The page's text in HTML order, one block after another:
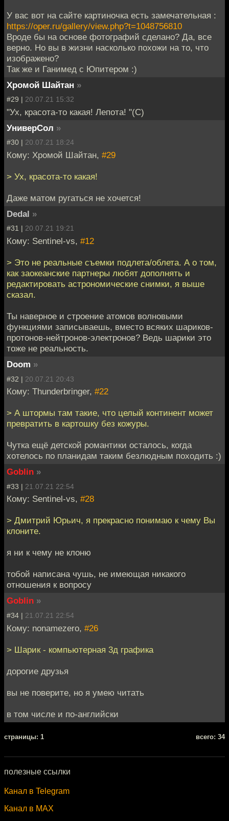
У вас вот на сайте картиночка есть замечательная :
https://oper.ru/gallery/view.php?t=1048756810
Вроде бы на основе фотографий сделано? Да, все
верно. Но вы в жизни насколько похожи на то, что
изображено?
Так же и Ганимед с Юпитером :)
Хромой Шайтан »
#29 | 20.07.21 15:32
"Ух, красота-то какая! Лепота! "(С)
УниверСол »
#30 | 20.07.21 18:24
Кому: Хромой Шайтан, #29
> Ух, красота-то какая!
Даже матом ругаться не хочется!
Dedal »
#31 | 20.07.21 19:21
Кому: Sentinel-vs, #12
> Это не реальные съемки подлета/облета. А о том,
как заокеанские партнеры любят дополнять и
редактировать астрономические снимки, я выше
сказал.
Ты наверное и строение атомов волновыми
функциями записываешь, вместо всяких шариков-
протонов-нейтронов-электронов? Ведь шарики это
тоже не реальность.
Doom »
#32 | 20.07.21 20:43
Кому: Thunderbringer, #22
> А штормы там такие, что целый континент может
превратить в картошку без кожуры.
Чутка ещё детской романтики осталось, когда
хотелось по планидам таким безлюдным походить :)
Goblin »
#33 | 21.07.21 22:54
Кому: Sentinel-vs, #28
> Дмитрий Юрьич, я прекрасно понимаю к чему Вы
клоните.
я ни к чему не клоню
тобой написана чушь, не имеющая никакого
отношения к вопросу
Goblin »
#34 | 21.07.21 22:54
Кому: nonamezero, #26
> Шарик - компьютерная 3д графика
дорогие друзья
вы не поверите, но я умею читать
в том числе и по-английски
cтраницы: 1 всего: 34
полезные ссылки
Канал в Telegram
Канал в MAX